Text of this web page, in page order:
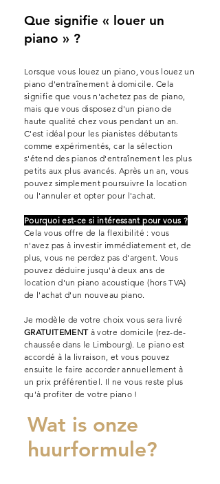
Que signifie « louer un
piano » ?
Lorsque vous louez un piano, vous louez un
piano d'entraînement à domicile. Cela
signifie que vous n'achetez pas de piano,
mais que vous disposez d'un piano de
haute qualité chez vous pendant un an.
C'est idéal pour les pianistes débutants
comme expérimentés, car la sélection
s'étend des pianos d'entraînement les plus
petits aux plus avancés. Après un an, vous
pouvez simplement poursuivre la location
ou l'annuler et opter pour l'achat.
Pourquoi est-ce si intéressant pour vous ?
Cela vous offre de la flexibilité : vous
n'avez pas à investir immédiatement et, de
plus, vous ne perdez pas d'argent. Vous
pouvez déduire jusqu'à deux ans de
location d'un piano acoustique (hors TVA)
de l'achat d'un nouveau piano.
Je modèle de votre choix vous sera livré
GRATUITEMENTà votre domicile (rez-de-
chaussée dans le Limbourg). Le piano est
accordé à la livraison, et vous pouvez
ensuite le faire accorder annuellement à
un prix préférentiel. Il ne vous reste plus
qu'à profiter de votre piano !
Quel piano pouvez-vous
louer ?
Wat is onze
huurformule?